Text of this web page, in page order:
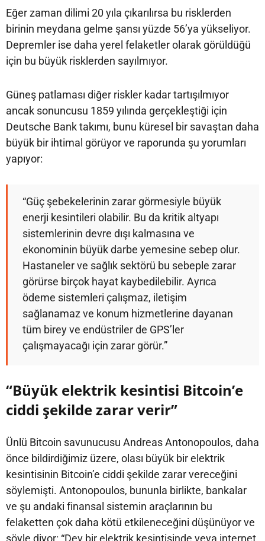
Eğer zaman dilimi 20 yıla çıkarılırsa bu risklerden
birinin meydana gelme şansı yüzde 56’ya yükseliyor.
Depremler ise daha yerel felaketler olarak görüldüğü
için bu büyük risklerden sayılmıyor.
Güneş patlaması diğer riskler kadar tartışılmıyor
ancak sonuncusu 1859 yılında gerçekleştiği için
Deutsche Bank takımı, bunu küresel bir savaştan daha
büyük bir ihtimal görüyor ve raporunda şu yorumları
yapıyor:
“Güç şebekelerinin zarar görmesiyle büyük
enerji kesintileri olabilir. Bu da kritik altyapı
sistemlerinin devre dışı kalmasına ve
ekonominin büyük darbe yemesine sebep olur.
Hastaneler ve sağlık sektörü bu sebeple zarar
görürse birçok hayat kaybedilebilir. Ayrıca
ödeme sistemleri çalışmaz, iletişim
sağlanamaz ve konum hizmetlerine dayanan
tüm birey ve endüstriler de GPS’ler
çalışmayacağı için zarar görür.”
“Büyük elektrik kesintisi Bitcoin’e
ciddi şekilde zarar verir”
Ünlü Bitcoin savunucusu Andreas Antonopoulos, daha
önce bildirdiğimiz üzere, olası büyük bir elektrik
kesintisinin Bitcoin’e ciddi şekilde zarar vereceğini
söylemişti. Antonopoulos, bununla birlikte, bankalar
ve şu andaki finansal sistemin araçlarının bu
felaketten çok daha kötü etkileneceğini düşünüyor ve